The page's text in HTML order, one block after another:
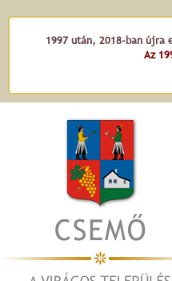
1997 után, 2018-ban újra
Az